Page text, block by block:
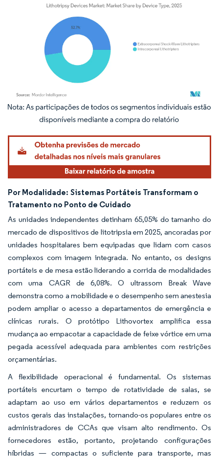
Imagem © Mordor Intelligence. O reuso requer atribuição conforme CC BY 4.0.
Por Modalidade: Sistemas Portáteis Transformam o
Tratamento no Ponto de Cuidado
As unidades independentes detinham 65,05% do tamanho do
mercado de dispositivos de litotripsia em 2025, ancoradas por
unidades hospitalares bem equipadas que lidam com casos
complexos com imagem integrada. No entanto, os designs
portáteis e de mesa estão liderando a corrida de modalidades
com uma CAGR de 6,08%. O ultrassom Break Wave
demonstra como a mobilidade e o desempenho sem anestesia
podem ampliar o acesso a departamentos de emergência e
clínicas rurais. O protótipo Lithovortex amplifica essa
mudança ao empacotar a capacidade de feixe vórtice em uma
pegada acessível adequada para ambientes com restrições
orçamentárias.
A flexibilidade operacional é fundamental. Os sistemas
portáteis encurtam o tempo de rotatividade de salas, se
adaptam ao uso em vários departamentos e reduzem os
custos gerais das instalações, tornando-os populares entre os
administradores de CCAs que visam alto rendimento. Os
fornecedores estão, portanto, projetando configurações
híbridas — compactas o suficiente para transporte, mas